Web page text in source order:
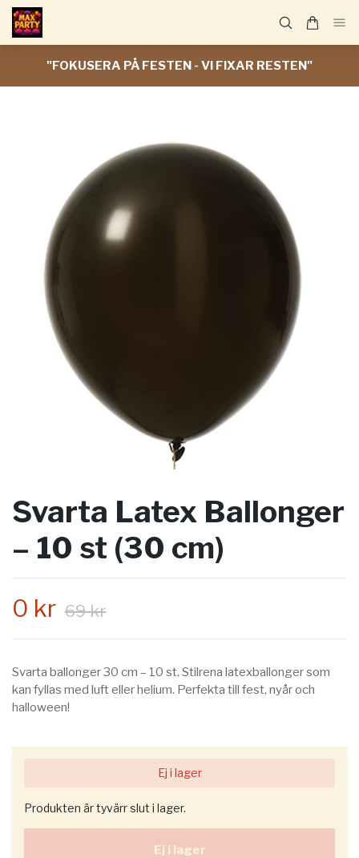
"FOKUSERA PÅ FESTEN - VI FIXAR RESTEN"
Svarta Latex Ballonger
– 10 st (30 cm)
0 kr 69 kr
Svarta ballonger 30 cm – 10 st. Stilrena latexballonger som
kan fyllas med luft eller helium. Perfekta till fest, nyår och
halloween!
Ej i lager
Produkten är tyvärr slut i lager.
Ej i lager